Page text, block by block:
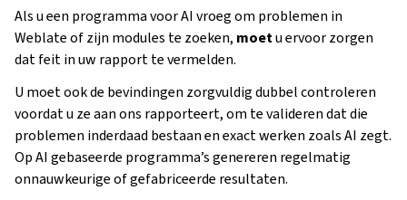
Als u een programma voor AI vroeg om problemen in
Weblate of zijn modules te zoeken, moetu ervoor zorgen
dat feit in uw rapport te vermelden.
U moet ook de bevindingen zorgvuldig dubbel controleren
voordat u ze aan ons rapporteert, om te valideren dat die
problemen inderdaad bestaan en exact werken zoals AI zegt.
Op AI gebaseerde programma’s genereren regelmatig
onnauwkeurige of gefabriceerde resultaten.